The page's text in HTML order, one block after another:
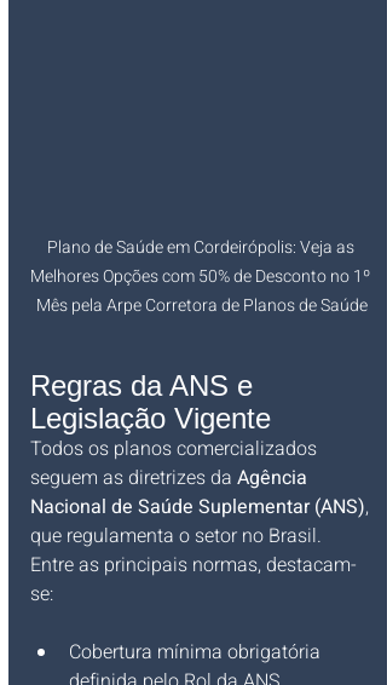
Plano de Saúde em Cordeirópolis: Veja as
Melhores Opções com 50% de Desconto no 1º
Mês pela Arpe Corretora de Planos de Saúde
Regras da ANS e
Legislação Vigente
Todos os planos comercializados
seguem as diretrizes da Agência
Nacional de Saúde Suplementar (ANS),
que regulamenta o setor no Brasil.
Entre as principais normas, destacam-
se:
Cobertura mínima obrigatória